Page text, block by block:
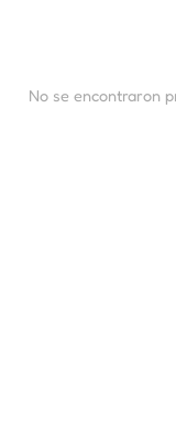
No se encontraron